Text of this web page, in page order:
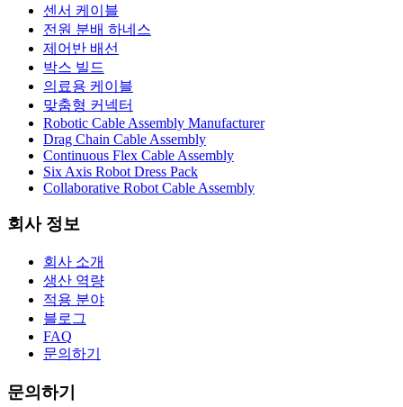
센서 케이블
전원 분배 하네스
제어반 배선
박스 빌드
의료용 케이블
맞춤형 커넥터
Robotic Cable Assembly Manufacturer
Drag Chain Cable Assembly
Continuous Flex Cable Assembly
Six Axis Robot Dress Pack
Collaborative Robot Cable Assembly
회사 정보
회사 소개
생산 역량
적용 분야
블로그
FAQ
문의하기
문의하기